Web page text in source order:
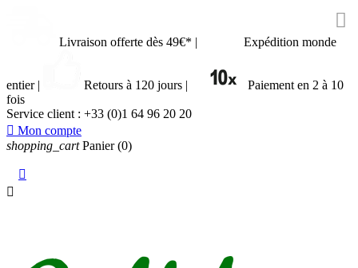
Livraison offerte dès 49€* | Expédition monde
entier | Retours à 120 jours |
Paiement en 2 à 10
fois
Service client : +33 (0)1 64 96 20 20
 Mon compte
shopping_cart Panier (0)


